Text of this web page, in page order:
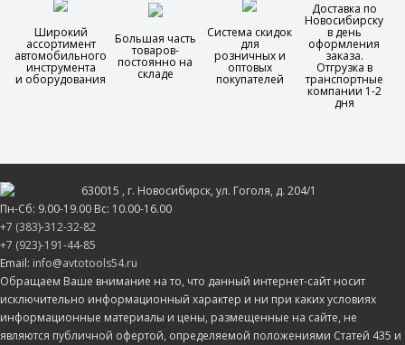
Широкий
ассортимент
автомобильного
инструмента
и оборудования
Большая часть
товаров-
постоянно на
складе
Система скидок
для
розничных и
оптовых
покупателей
Доставка по
Новосибирску
в день
оформления
заказа.
Отгрузка в
транспортные
компании 1-2
дня
630015 , г. Новосибирск, ул. Гоголя, д. 204/1
Пн-Сб: 9.00-19.00 Вс: 10.00-16.00
+7 (383)-312-32-82
+7 (923)-191-44-85
Email: info@avtotools54.ru
Обращаем Ваше внимание на то, что данный интернет-сайт носит
исключительно информационный характер и ни при каких условиях
информационные материалы и цены, размещенные на сайте, не
являются публичной офертой, определяемой положениями Статей 435 и